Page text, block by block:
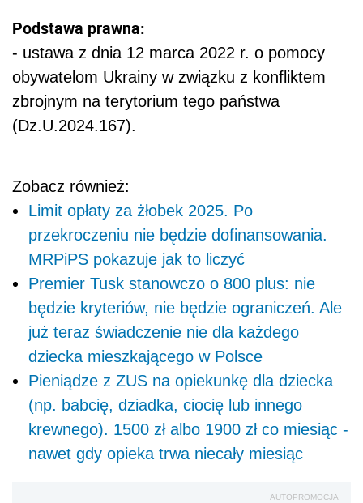
Podstawa prawna:
- ustawa z dnia 12 marca 2022 r. o pomocy
obywatelom Ukrainy w związku z konfliktem
zbrojnym na terytorium tego państwa
(Dz.U.2024.167).
Zobacz również:
Limit opłaty za żłobek 2025. Po
przekroczeniu nie będzie dofinansowania.
MRPiPS pokazuje jak to liczyć
Premier Tusk stanowczo o 800 plus: nie
będzie kryteriów, nie będzie ograniczeń. Ale
już teraz świadczenie nie dla każdego
dziecka mieszkającego w Polsce
Pieniądze z ZUS na opiekunkę dla dziecka
(np. babcię, dziadka, ciocię lub innego
krewnego). 1500 zł albo 1900 zł co miesiąc -
nawet gdy opieka trwa niecały miesiąc
AUTOPROMOCJA